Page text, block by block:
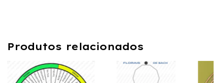
Produtos relacionados